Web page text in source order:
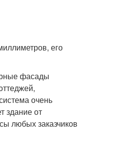
его
фасады
очень
здание от
любых заказчиков